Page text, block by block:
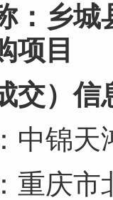
：乡城
项目
交）信
中锦天
重庆市